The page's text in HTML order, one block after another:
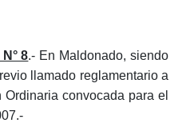
8.- En Maldonado, siendo
llamado reglamentario a
convocada para el